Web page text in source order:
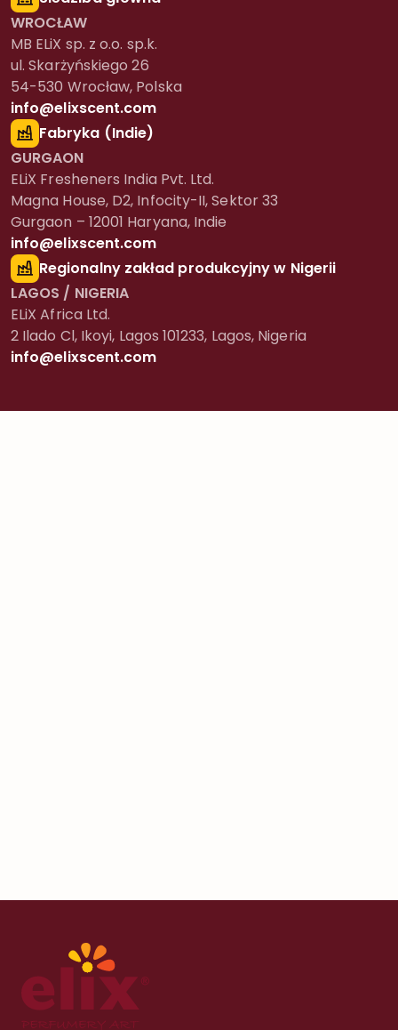
WROCŁAW
MB ELiX sp. z o.o. sp.k.
ul. Skarżyńskiego 26
54-530 Wrocław, Polska
info@elixscent.com
Fabryka (Indie)
GURGAON
ELiX Fresheners India Pvt. Ltd.
Magna House, D2, Infocity-II, Sektor 33
Gurgaon – 12001 Haryana, Indie
info@elixscent.com
Regionalny zakład produkcyjny w Nigerii
LAGOS / NIGERIA
ELiX Africa Ltd.
2 Ilado Cl, Ikoyi, Lagos 101233, Lagos, Nigeria
info@elixscent.com